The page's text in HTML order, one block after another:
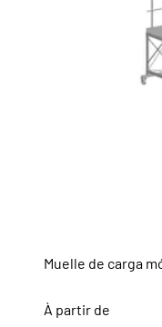
Muelle de carga
À partir de